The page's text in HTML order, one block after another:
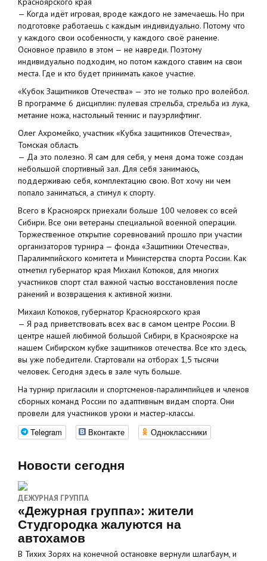
— Когда идёт игровая, вроде каждого не замечаешь. Но при
подготовке работаешь с каждым индивидуально. Потому что
у каждого свои особенности, у каждого своё ранение.
Основное правило в этом — не навреди. Поэтому
индивидуально подходим, но потом каждого ставим на свои
места. Где и кто будет принимать какое участие.
«Кубок Защитников Отечества» — это не только про волейбол.
В программе 6 дисциплин: пулевая стрельба, стрельба из лука,
метание ножа, настольный теннис и пауэрлифтинг.
Олег Ахромейко, участник «Кубка защитников Отечества»,
Томская область
— Да это полезно. Я сам для себя, у меня дома тоже создан
небольшой спортивный зал. Для себя занимаюсь,
поддерживаю себя, комплектацию свою. Вот хочу ни чем
попало заниматься, а стимул к спорту.
Всего в Красноярск приехали больше 100 человек со всей
Сибири. Все они ветераны специальной военной операции.
Торжественное открытие соревнований прошло при участии
организаторов турнира — фонда «Защитники Отечества»,
Паралимпийского комитета и Министерства спорта России. Как
отметил губернатор края Михаил Котюков, для многих
участников спорт стал важной частью восстановления после
ранений и возвращения к активной жизни.
Михаил Котюков, губернатор Красноярского края
— Я рад приветствовать всех вас в самом центре России. В
центре нашей любимой большой Сибири, в Красноярске на
нашем Сибирском кубке защитников отечества. Все кто здесь,
вы уже победители. Стартовали на отборах 1,5 тысячи
человек. Сегодня здесь в зале чуть больше.
На турнир пригласили и спортсменов-паралимпийцев и членов
сборных команд России по адаптивным видам спорта. Они
провели для участников уроки и мастер-классы.
Telegram Вконтакте Одноклассники
Новости сегодня
ДЕЖУРНАЯ ГРУППА
«Дежурная группа»: жители
Студгородка жалуются на
автохамов
В Тихих Зорях на конечной остановке вернули шлагбаум, и